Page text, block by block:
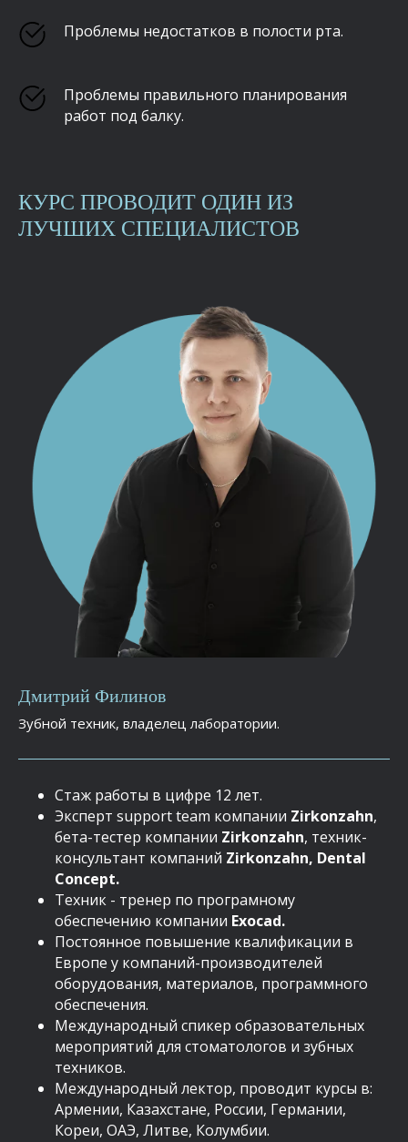
Проблемы недостатков в полости рта.
Проблемы правильного планирования
работ под балку.
КУРС ПРОВОДИТ ОДИН ИЗ
ЛУЧШИХ СПЕЦИАЛИСТОВ
Дмитрий Филинов
Зубной техник, владелец лаборатории.
Стаж работы в цифре 12 лет.
Эксперт support team компании Zirkonzahn,
бета-тестер компании Zirkonzahn, техник-
консультант компаний Zirkonzahn, Dental
Concept.
Техник - тренер по програмному
обеспечению компании Exocad.
Постоянное повышение квалификации в
Европе у компаний-производителей
оборудования, материалов, программного
обеспечения.
Международный спикер образовательных
мероприятий для стоматологов и зубных
техников.
Международный лектор, проводит курсы в:
Армении, Казахстане, России, Германии,
Кореи, ОАЭ, Литве, Колумбии.